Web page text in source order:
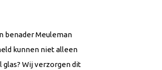
benader Meuleman
kunnen niet alleen
Wij verzorgen dit